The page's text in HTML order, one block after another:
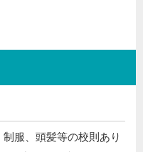
制服、頭髪等の校則あり